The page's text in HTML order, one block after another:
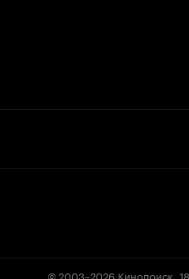
© 2003–2026 Кинопоиск